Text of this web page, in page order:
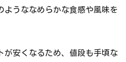
ようななめらかな食感や風味を
が安くなるため、値段も手頃な